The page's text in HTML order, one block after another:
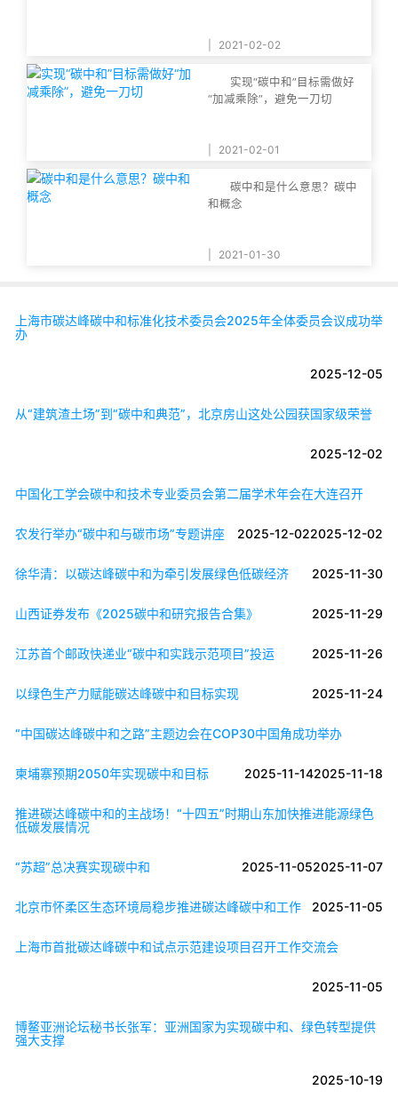
2021-02-02
实现“碳中和”目标需做好
“加减乘除”，避免一刀切
2021-02-01
碳中和是什么意思？碳中
和概念
2021-01-30
上海市碳达峰碳中和标准化技术委员会2025年全体委员会议成功举
办
2025-12-05
从“建筑渣土场”到“碳中和典范”，北京房山这处公园获国家级荣誉
2025-12-02
中国化工学会碳中和技术专业委员会第二届学术年会在大连召开
2025-12-02
农发行举办“碳中和与碳市场”专题讲座 2025-12-02
徐华清：以碳达峰碳中和为牵引发展绿色低碳经济 2025-11-30
山西证券发布《2025碳中和研究报告合集》 2025-11-29
江苏首个邮政快递业“碳中和实践示范项目”投运 2025-11-26
以绿色生产力赋能碳达峰碳中和目标实现 2025-11-24
“中国碳达峰碳中和之路”主题边会在COP30中国角成功举办
2025-11-18
柬埔寨预期2050年实现碳中和目标 2025-11-14
推进碳达峰碳中和的主战场！“十四五”时期山东加快推进能源绿色
低碳发展情况
2025-11-07
“苏超”总决赛实现碳中和 2025-11-05
北京市怀柔区生态环境局稳步推进碳达峰碳中和工作 2025-11-05
上海市首批碳达峰碳中和试点示范建设项目召开工作交流会
2025-11-05
博鳌亚洲论坛秘书长张军：亚洲国家为实现碳中和、绿色转型提供
强大支撑
2025-10-19